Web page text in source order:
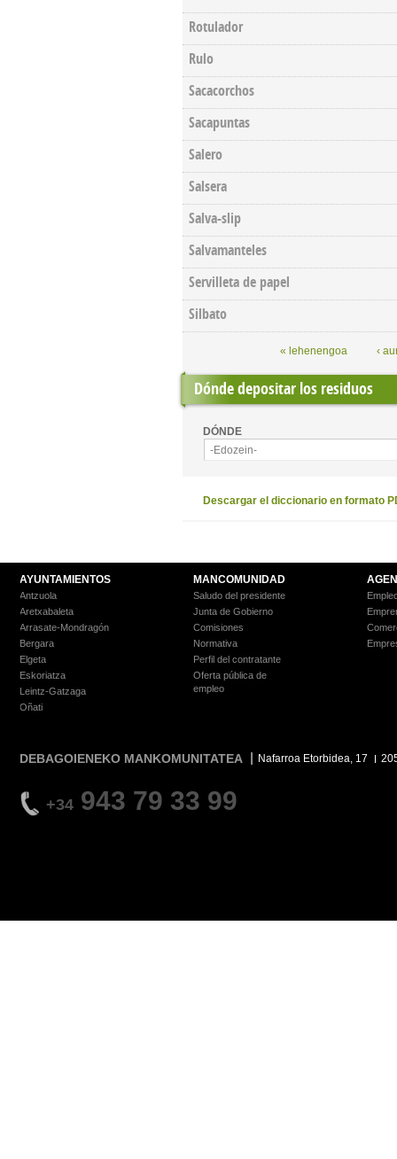
Rotulador
Rulo
Sacacorchos
Sacapuntas
Salero
Salsera
Salva-slip
Salvamanteles
Servilleta de papel
Silbato
« lehenengoa ‹
Dónde depositar los residuos
DÓNDE
-Edozein-
Descargar el diccionario en formato
AYUNTAMIENTOS
Antzuola
Aretxabaleta
Arrasate-Mondragón
Bergara
Elgeta
Eskoriatza
Leintz-Gatzaga
Oñati
MANCOMUNIDAD
Saludo del presidente
Junta de Gobierno
Comisiones
Normativa
Perfil del contratante
Oferta pública de
empleo
DEBAGOIENEKO MANKOMUNITATEA Nafarroa Etorbidea, 17
+34 943 79 33 99